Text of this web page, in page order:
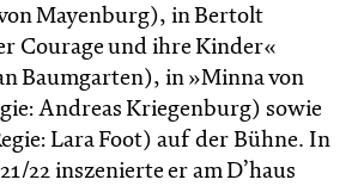
Mayenburg), in Bertolt
Courage und ihre Kinder«
Baumgarten), in »Minna von
Andreas Kriegenburg) sowie
Lara Foot) auf der Bühne. In
22 inszenierte er am D’haus